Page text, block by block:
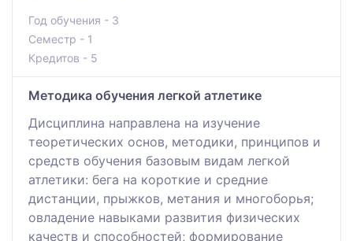
Год обучения - 3
Семестр - 1
Кредитов - 5
Методика обучения легкой атлетике
Дисциплина направлена на изучение
теоретических основ, методики, принципов и
средств обучения базовым видам легкой
атлетики: бега на короткие и средние
дистанции, прыжков, метания и многоборья;
овладение навыками развития физических
качеств и способностей; формирование